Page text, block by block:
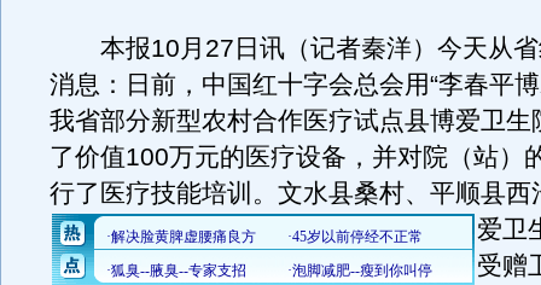
本报10月27日讯（记者秦洋）今天从省
消息：日前，中国红十字会总会用“李春平
我省部分新型农村合作医疗试点县博爱卫生
了价值100万元的医疗设备，并对院（站）
行了医疗技能培训。 文水县桑村、平顺县西
爱卫
受赠